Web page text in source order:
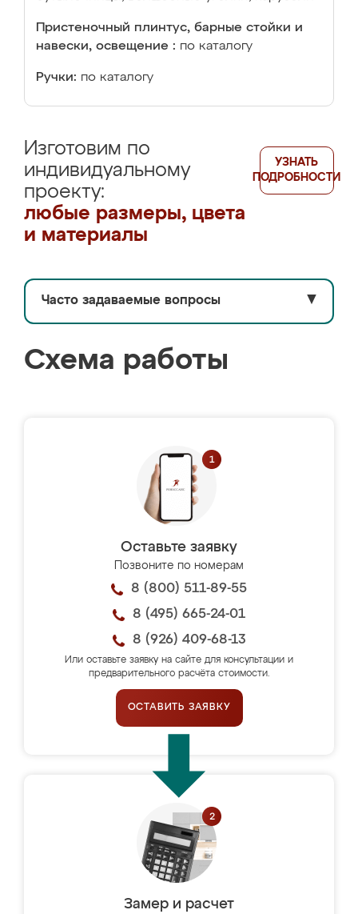
Пристеночный плинтус, барные стойки и
навески, освещение : по каталогу
Ручки: по каталогу
Изготовим по
индивидуальному
проекту:
любые размеры, цвета
и материалы
УЗНАТЬ
ПОДРОБНОСТИ
Часто задаваемые вопросы ▼
Схема работы
Оставьте заявку
Позвоните по номерам
8 (800) 511-89-55
8 (495) 665-24-01
8 (926) 409-68-13
Или оставьте заявку на сайте для консультации и
предварительного расчёта стоимости.
ОСТАВИТЬ ЗАЯВКУ
Замер и расчет